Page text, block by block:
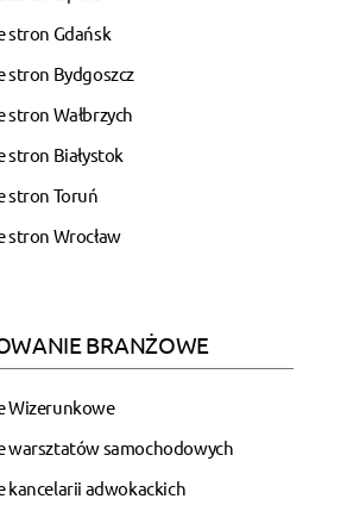
stron Gdańsk
stron Bydgoszcz
stron Wałbrzych
stron Białystok
stron Toruń
stron Wrocław
BRANŻOWE
Wizerunkowe
warsztatów samochodowych
kancelarii adwokackich